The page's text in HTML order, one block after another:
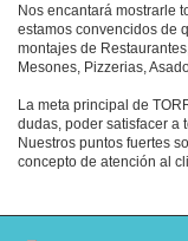
Nos encantará mostrarle
estamos convencidos de
montajes de
Mesones, Pizzerias,
La meta principal de
dudas, poder satisfacer a
Nuestros puntos fuertes
concepto de atención al